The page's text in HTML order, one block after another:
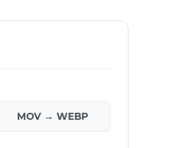
MOV → WEBP